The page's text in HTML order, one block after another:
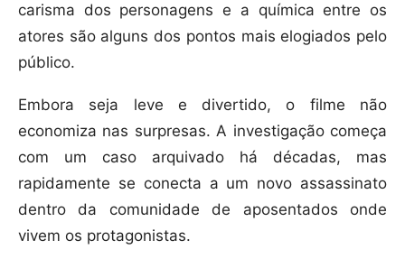
carisma dos personagens e a química entre os
atores são alguns dos pontos mais elogiados pelo
público.
Embora seja leve e divertido, o filme não
economiza nas surpresas. A investigação começa
com um caso arquivado há décadas, mas
rapidamente se conecta a um novo assassinato
dentro da comunidade de aposentados onde
vivem os protagonistas.